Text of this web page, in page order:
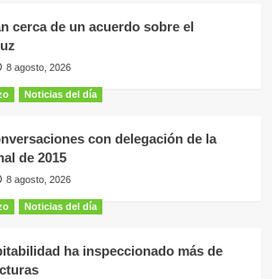
cerca de un acuerdo sobre el
8 agosto, 2026
Noticias del día
con delegación de la
de 2015
8 agosto, 2026
Noticias del día
ha inspeccionado más de